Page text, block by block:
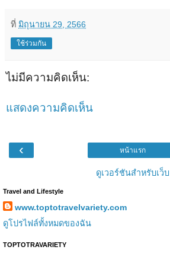
ที่ มิถุนายน 29, 2566
ใช้ร่วมกัน
ไม่มีความคิดเห็น:
แสดงความคิดเห็น
‹ หน้าแรก
ดูเวอร์ชันสำหรับเว็บ
Travel and Lifestyle
www.toptotravelvariety.com
ดูโปรไฟล์ทั้งหมดของฉัน
TOPTOTRAVARIETY